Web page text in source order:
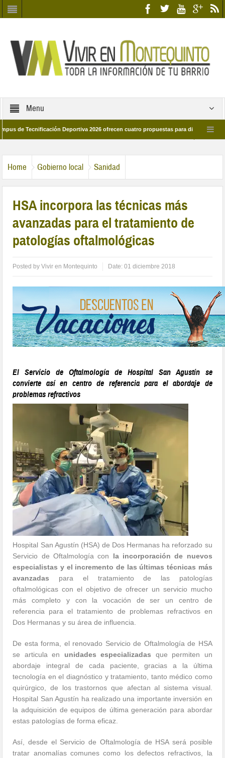
Menu
Tecnificación Deportiva 2026 ofrecen cuatro propuestas para disfrutar del deporte
Home Gobierno local Sanidad
HSA incorpora las técnicas más
avanzadas para el tratamiento de
patologías oftalmológicas
Posted byVivir en Montequinto Date:01 diciembre 2018
El Servicio de Oftalmología de Hospital San Agustín se
convierte así en centro de referencia para el abordaje de
problemas refractivos
Hospital San Agustín (HSA) de Dos Hermanas ha reforzado su
Servicio de Oftalmología con la incorporación de nuevos
especialistas y el incremento de las últimas técnicas más
avanzadas para el tratamiento de las patologías
oftalmológicas con el objetivo de ofrecer un servicio mucho
más completo y con la vocación de ser un centro de
referencia para el tratamiento de problemas refractivos en
Dos Hermanas y su área de influencia.
De esta forma, el renovado Servicio de Oftalmología de HSA
se articula en unidades especializadas que permiten un
abordaje integral de cada paciente, gracias a la última
tecnología en el diagnóstico y tratamiento, tanto médico como
quirúrgico, de los trastornos que afectan al sistema visual.
Hospital San Agustín ha realizado una importante inversión en
la adquisición de equipos de última generación para abordar
estas patologías de forma eficaz.
Así, desde el Servicio de Oftalmología de HSA será posible
tratar anomalías comunes como los defectos refractivos, la